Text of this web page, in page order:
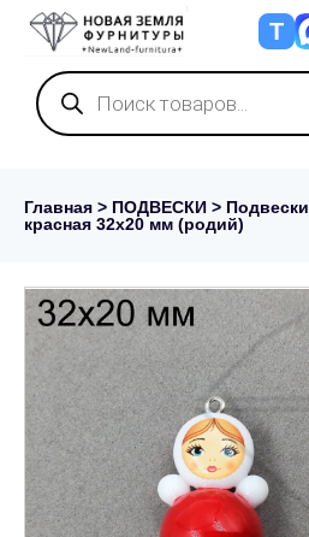
Т
Поиск
товаров
Главная > ПОДВЕСКИ > Подвески
красная 32х20 мм (родий)